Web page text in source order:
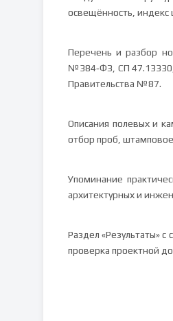
освещённость, индекс
Перечень и разбор
№384‑ФЗ, СП 47.13330,
Правительства №87.
Описания полевых и
отбор проб,
Упоминание
архитектурных и
Раздел «Результаты»
проверка проектной